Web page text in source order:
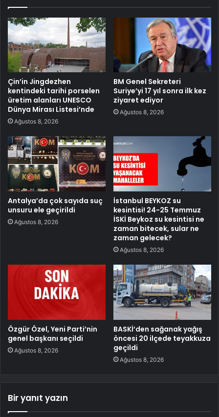
Çin’in Jingdezhen
kentindeki tarihi porselen
üretim alanları UNESCO
Dünya Mirası Listesi’nde
Ağustos 8, 2026
BM Genel Sekreteri
Suriye’yi 17 yıl sonra ilk kez
ziyaret ediyor
Ağustos 8, 2026
Antalya’da çok sayıda suç
unsuru ele geçirildi
Ağustos 8, 2026
İstanbul BEYKOZ su
kesintisi! 24-25 Temmuz
İSKİ Beykoz su kesintisi ne
zaman bitecek, sular ne
zaman gelecek?
Ağustos 8, 2026
Özgür Özel, Yeni Parti’nin
genel başkanı seçildi
Ağustos 8, 2026
BASKİ’den sağanak yağış
öncesi 20 ilçede teyakkuza
geçildi
Ağustos 8, 2026
Bir yanıt yazın